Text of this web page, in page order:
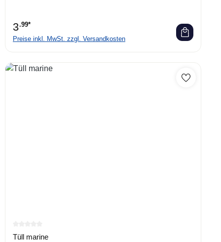
3.99*
Preise inkl. MwSt. zzgl. Versandkosten
Durchschnittliche Bewertung von 0 von 5 Sternen
Tüll marine